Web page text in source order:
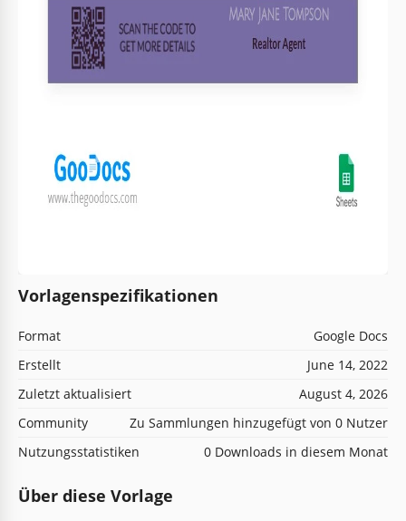
Vorlagenspezifikationen
Format
Google Docs
Erstellt
June 14, 2022
Zuletzt aktualisiert
August 4, 2026
Community
Zu Sammlungen hinzugefügt von 0 Nutzer
Nutzungsstatistiken
0 Downloads in diesem Monat
Über diese Vorlage